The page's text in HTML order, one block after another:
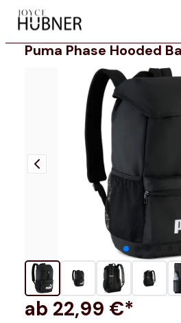
| Bekleidung
Puma Phase Hooded
ab 22,99 €*